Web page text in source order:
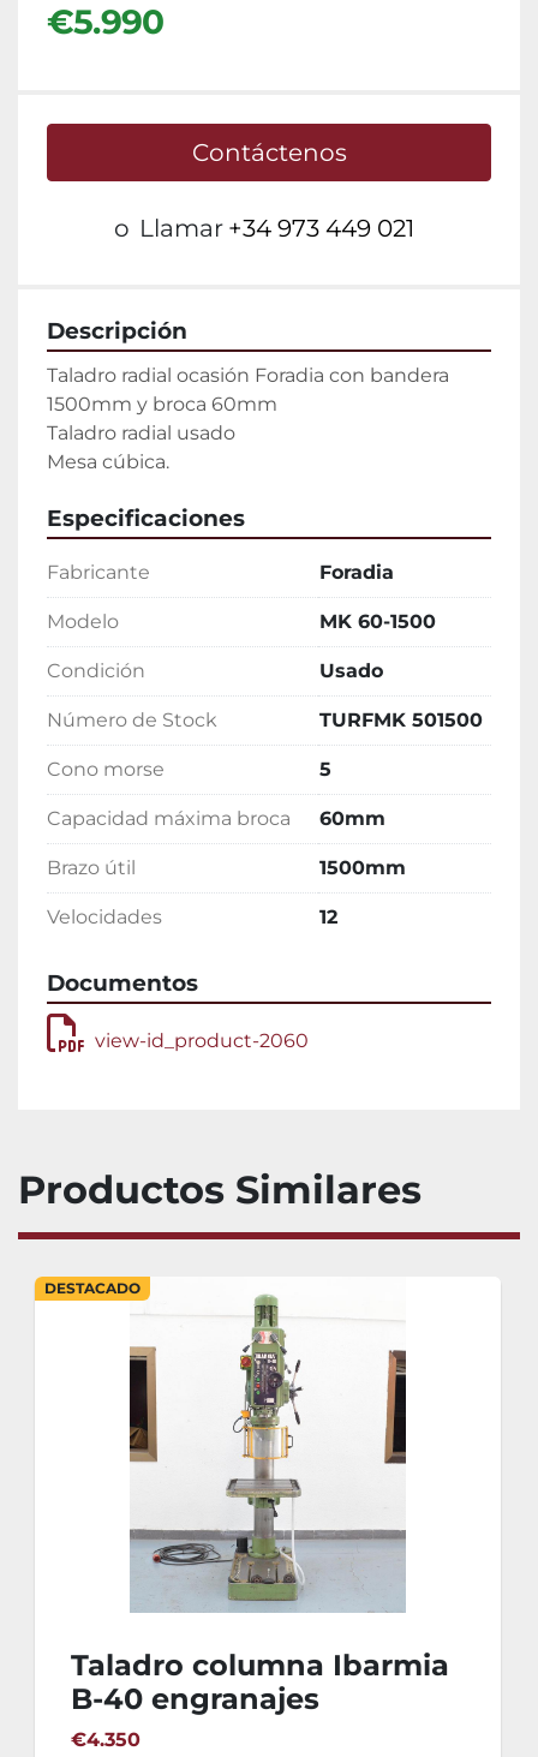
€5.990
Contáctenos
o Llamar +34 973 449 021
Descripción
Taladro radial ocasión Foradia con bandera
1500mm y broca 60mm
Taladro radial usado
Mesa cúbica.
Especificaciones
Fabricante Foradia
Modelo MK 60-1500
Condición Usado
Número de Stock TURFMK 501500
Cono morse 5
Capacidad máxima broca 60mm
Brazo útil 1500mm
Velocidades 12
Documentos
view-id_product-2060
Productos Similares
DESTACADO
Taladro columna Ibarmia
B-40 engranajes
€4.350